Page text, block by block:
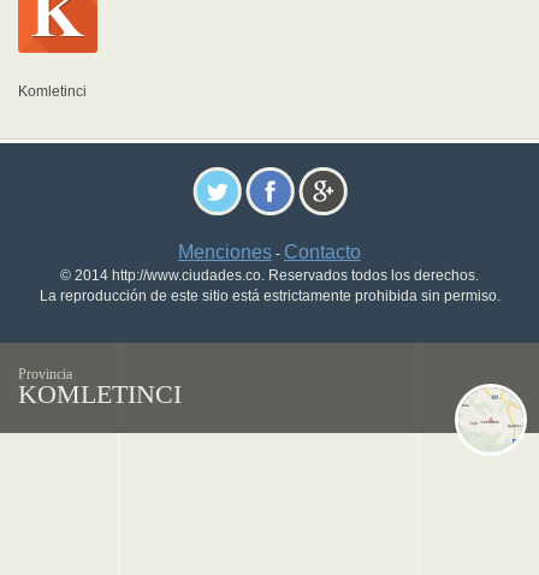
Komletinci
Menciones - Contacto
© 2014 http://www.ciudades.co. Reservados todos los derechos.
La reproducción de este sitio está estrictamente prohibida sin permiso.
Provincia
KOMLETINCI